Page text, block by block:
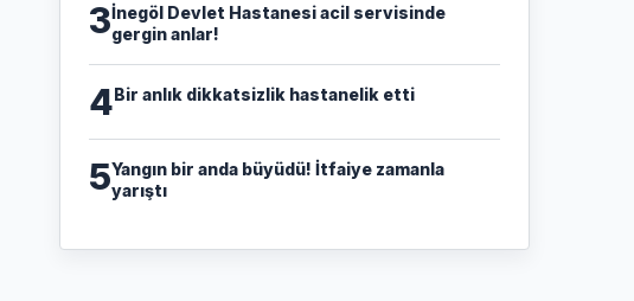
3İnegöl Devlet Hastanesi acil servisinde
gergin anlar!
4Bir anlık dikkatsizlik hastanelik etti
5Yangın bir anda büyüdü! İtfaiye zamanla
yarıştı